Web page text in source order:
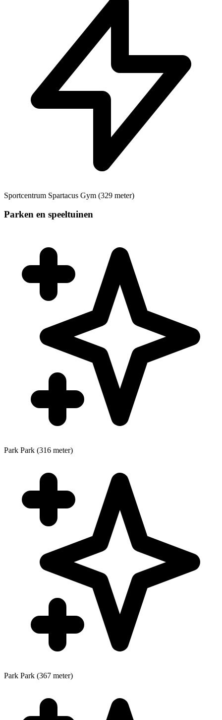
Sportcentrum Spartacus Gym (329 meter)
Parken en speeltuinen
Park Park (316 meter)
Park Park (367 meter)